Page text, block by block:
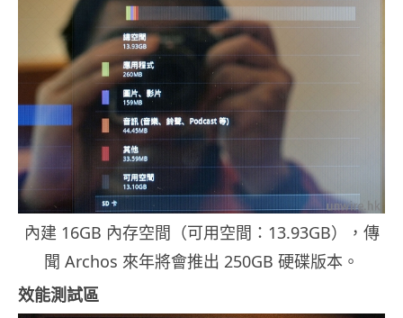
內建 16GB 內存空間（可用空間：13.93GB），傳
聞 Archos 來年將會推出 250GB 硬碟版本。
效能測試區